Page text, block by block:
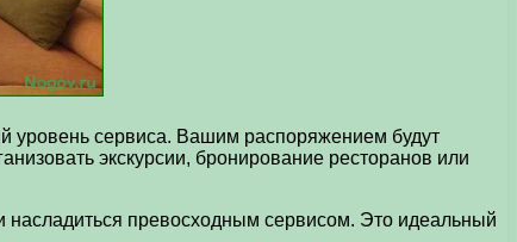
уровень сервиса. Вашим распоряжением будут
экскурсии, бронирование ресторанов или
насладиться превосходным сервисом. Это идеальный